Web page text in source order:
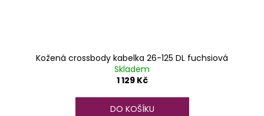
Kožená crossbody kabelka 26-125 DL fuchsiová
Skladem
1 129 Kč
DO KOŠÍKU